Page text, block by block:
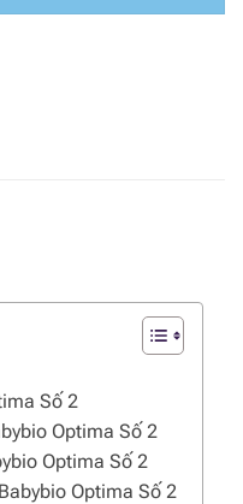
Số 2
Optima Số 2
Optima Số 2
Optima Số 2